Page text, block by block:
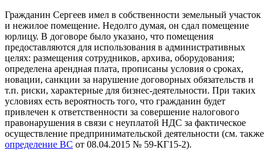
Гражданин Сергеев имел в собственности земельный участок
и нежилое помещение. Недолго думая, он сдал помещение
юрлицу. В договоре было указано, что помещения
предоставляются для использования в административных
целях: размещения сотрудников, архива, оборудования;
определена арендная плата, прописаны условия о сроках,
новации, санкции за нарушение договорных обязательств и
т.п. риски, характерные для бизнес-деятельности. При таких
условиях есть вероятность того, что гражданин будет
привлечен к ответственности за совершение налогового
правонарушения в связи с неуплатой НДС за фактическое
осуществление предпринимательской деятельности (см. также
определение ВС от 08.04.2015 № 59-КГ15-2).